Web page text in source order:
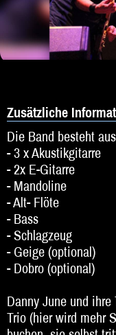
Zusätzliche
Die Band besteht
- 3 x Akustikgitarre
- 2x E-Gitarre
- Mandoline
- Alt- Flöte
- Bass
- Schlagzeug
- Geige (optional)
- Dobro (optional)
Danny June und
Trio (hier wird mehr